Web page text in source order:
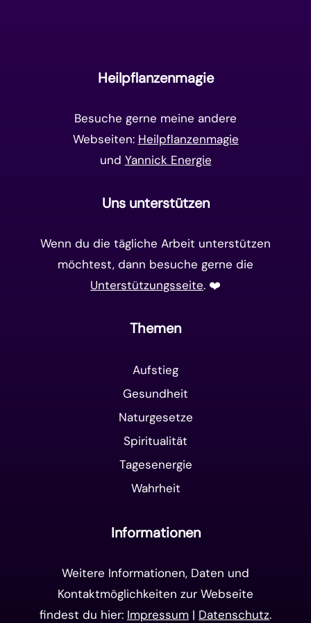
Heilpflanzenmagie
Besuche gerne meine andere
Webseiten: Heilpflanzenmagie
und Yannick Energie
Uns unterstützen
Wenn du die tägliche Arbeit unterstützen
möchtest, dann besuche gerne die
Unterstützungsseite. ❤️️
Themen
Aufstieg
Gesundheit
Naturgesetze
Spiritualität
Tagesenergie
Wahrheit
Informationen
Weitere Informationen, Daten und
Kontaktmöglichkeiten zur Webseite
findest du hier: Impressum | Datenschutz.